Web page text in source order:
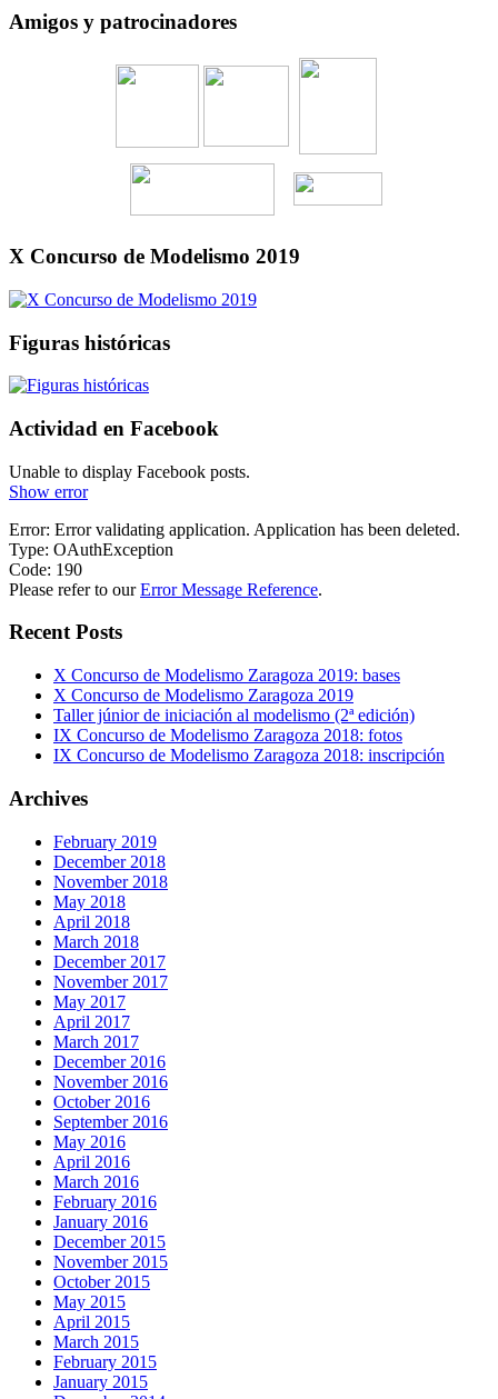
Amigos y patrocinadores
X Concurso de Modelismo 2019
Figuras históricas
Actividad en Facebook
Unable to display Facebook posts.
Show error
Error: Error validating application. Application has been deleted.
Type: OAuthException
Code: 190
Please refer to ourError Message Reference.
Recent Posts
X Concurso de Modelismo Zaragoza 2019: bases
X Concurso de Modelismo Zaragoza 2019
Taller júnior de iniciación al modelismo (2ª edición)
IX Concurso de Modelismo Zaragoza 2018: fotos
IX Concurso de Modelismo Zaragoza 2018: inscripción
Archives
February 2019
December 2018
November 2018
May 2018
April 2018
March 2018
December 2017
November 2017
May 2017
April 2017
March 2017
December 2016
November 2016
October 2016
September 2016
May 2016
April 2016
March 2016
February 2016
January 2016
December 2015
November 2015
October 2015
May 2015
April 2015
March 2015
February 2015
January 2015